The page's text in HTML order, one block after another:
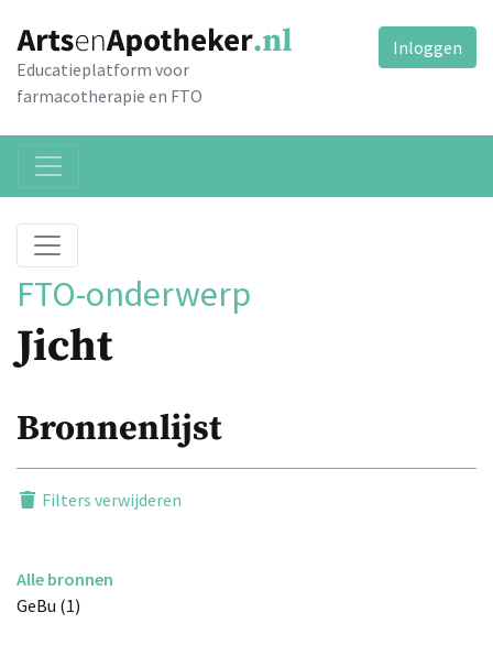
Educatieplatform voor
farmacotherapie en FTO
Inloggen
FTO-onderwerp
Jicht
Bronnenlijst
Filters verwijderen
Alle bronnen
GeBu (1)